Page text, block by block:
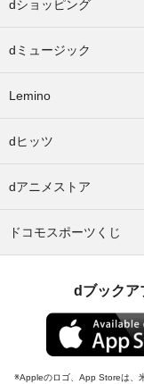
dショッピング
dミュージック
Lemino
dヒッツ
dアニメストア
ドコモスポーツくじ
dブックア
Appleのロゴ、App Storeは、